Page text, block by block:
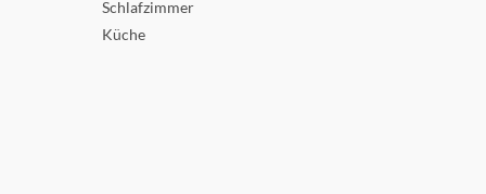
Schlafzimmer
Küche